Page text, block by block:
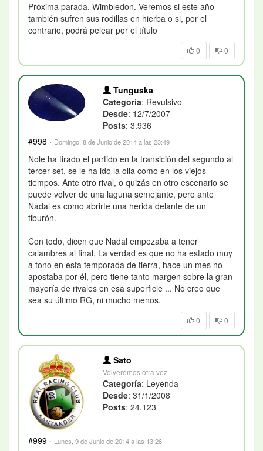
Próxima parada, Wimbledon. Veremos si este año
también sufren sus rodillas en hierba o si, por el
contrario, podrá pelear por el título
0 0
Tunguska
Categoría: Revulsivo
Desde: 12/7/2007
Posts: 3.936
#998 · Domingo, 8 de Junio de 2014 a las 23:49
Nole ha tirado el partido en la transición del segundo al
tercer set, se le ha ido la olla como en los viejos
tiempos. Ante otro rival, o quizás en otro escenario se
puede volver de una laguna semejante, pero ante
Nadal es como abrirte una herida delante de un
tiburón.
Con todo, dicen que Nadal empezaba a tener
calambres al final. La verdad es que no ha estado muy
a tono en esta temporada de tierra, hace un mes no
apostaba por él, pero tiene tanto margen sobre la gran
mayoría de rivales en esa superficie ... No creo que
sea su último RG, ni mucho menos.
0 0
Sato
Volveremos otra vez
Categoría: Leyenda
Desde: 31/1/2008
Posts: 24.123
#999 · Lunes, 9 de Junio de 2014 a las 13:26